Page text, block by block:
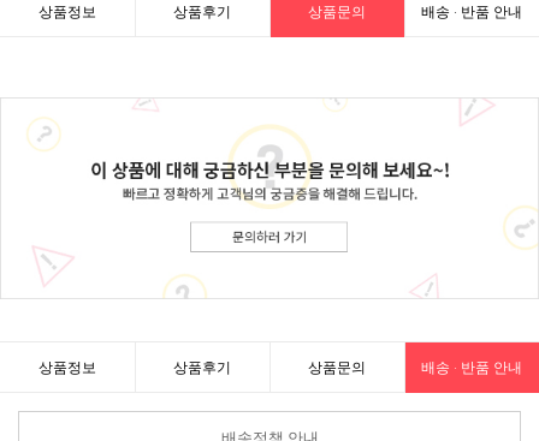
상품정보 상품후기 상품문의 배송 · 반품 안내
상품정보 상품후기 상품문의 배송 · 반품 안내